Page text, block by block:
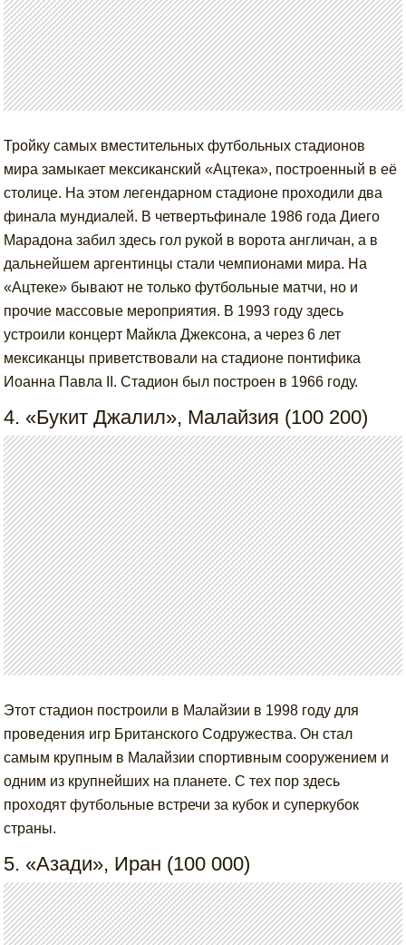
Тройку самых вместительных футбольных стадионов
мира замыкает мексиканский «Ацтека», построенный в её
столице. На этом легендарном стадионе проходили два
финала мундиалей. В четвертьфинале 1986 года Диего
Марадона забил здесь гол рукой в ворота англичан, а в
дальнейшем аргентинцы стали чемпионами мира. На
«Ацтеке» бывают не только футбольные матчи, но и
прочие массовые мероприятия. В 1993 году здесь
устроили концерт Майкла Джексона, а через 6 лет
мексиканцы приветствовали на стадионе понтифика
Иоанна Павла II. Стадион был построен в 1966 году.
4. «Букит Джалил», Малайзия (100 200)
Этот стадион построили в Малайзии в 1998 году для
проведения игр Британского Содружества. Он стал
самым крупным в Малайзии спортивным сооружением и
одним из крупнейших на планете. С тех пор здесь
проходят футбольные встречи за кубок и суперкубок
страны.
5. «Азади», Иран (100 000)